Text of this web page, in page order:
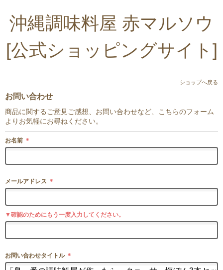
沖縄調味料屋 赤マルソウ
[公式ショッピングサイト]
ショップへ戻る
お問い合わせ
商品に関するご意見ご感想、お問い合わせなど、こちらのフォーム
よりお気軽にお尋ねください。
お名前 ＊
メールアドレス ＊
▼確認のためにもう一度入力してください。
お問い合わせタイトル ＊